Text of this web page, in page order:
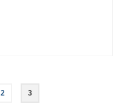
2 3